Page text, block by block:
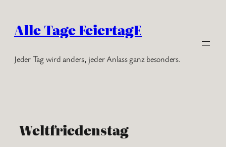
Inhalt
springen
Alle Tage FeiertagE
Jeder Tag wird anders, jeder Anlass ganz besonders.
Weltfriedenstag